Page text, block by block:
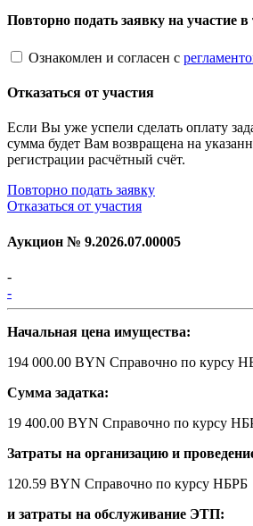
Повторно подать заявку на участие в
Ознакомлен и согласен с
Отказаться от участия
Если Вы уже успели сделать оплату
сумма будет Вам возвращена на
регистрации расчётный счёт.
Повторно подать заявку
Отказаться от участия
Аукцион № 9.2026.07.00005
-
-
Начальная цена имущества:
194 000.00 BYN Справочно по курсу
Сумма задатка:
19 400.00 BYN Справочно по курсу
Затраты на организацию и
120.59 BYN Справочно по курсу НБРБ
и затраты на обслуживание ЭТП: